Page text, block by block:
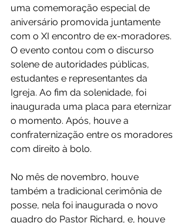
uma comemoração especial de
aniversário promovida juntamente
com o XI encontro de ex-moradores.
O evento contou com o discurso
solene de autoridades públicas,
estudantes e representantes da
Igreja. Ao fim da solenidade, foi
inaugurada uma placa para eternizar
o momento. Após, houve a
confraternização entre os moradores
com direito à bolo.
No mês de novembro, houve
também a tradicional cerimônia de
posse, nela foi inaugurada o novo
quadro do Pastor Richard, e, houve